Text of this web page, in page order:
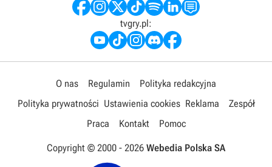
tvgry.pl:
O nas Regulamin
Polityka redakcyjna
Polityka prywatności Ustawienia cookies Reklama
Zespół
Praca
Kontakt Pomoc
Copyright © 2000 - 2026 Webedia Polska SA